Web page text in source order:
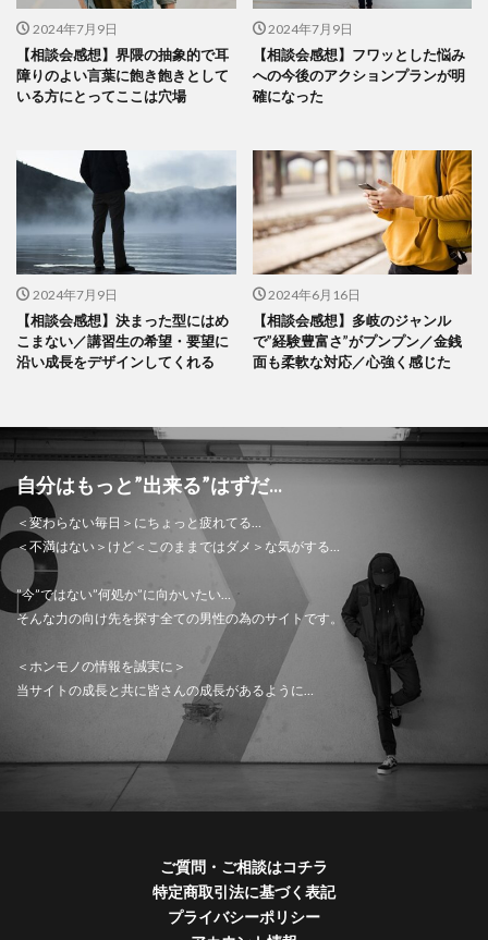
2024年7月9日
【相談会感想】界隈の抽象的で耳
障りのよい言葉に飽き飽きとして
いる方にとってここは穴場
2024年7月9日
【相談会感想】フワッとした悩み
への今後のアクションプランが明
確になった
2024年7月9日
【相談会感想】決まった型にはめ
こまない／講習生の希望・要望に
沿い成長をデザインしてくれる
2024年6月16日
【相談会感想】多岐のジャンル
で”経験豊富さ”がプンプン／金銭
面も柔軟な対応／心強く感じた
自分はもっと”出来る”はずだ...
＜変わらない毎日＞にちょっと疲れてる…
＜不満はない＞けど＜このままではダメ＞な気がする…
”今”ではない”何処か”に向かいたい…
そんな力の向け先を探す全ての男性の為のサイトです。
＜ホンモノの情報を誠実に＞
当サイトの成長と共に皆さんの成長があるように…
ご質問・ご相談はコチラ
特定商取引法に基づく表記
プライバシーポリシー